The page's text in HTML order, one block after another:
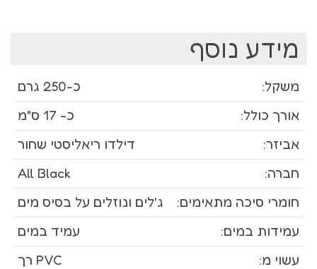
מידע נוסף
משקל:
כ-250 גרם
אורך כולל:
כ- 17 ס"מ
אביזר:
דילדו ריאליסטי שחור
חברה:
All Black
חומרי סיכה מתאימים:
ג'לים ונוזלים על בסיס מים
עמידות במים:
עמיד במים
עשוי מ:
PVC רך